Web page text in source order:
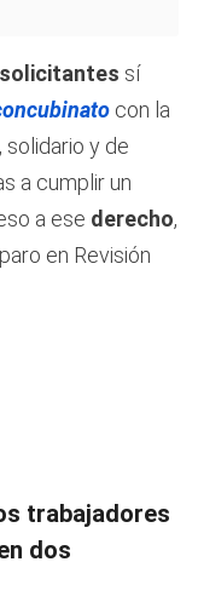
solicitantes sí
con la
, solidario y de
a cumplir un
a ese derecho,
en Revisión
trabajadores
dos